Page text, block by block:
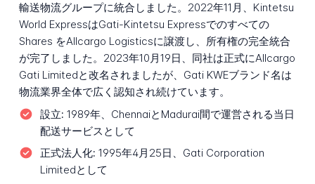
輸送物流グループに統合しました。2022年11月、Kintetsu
World ExpressはGati-Kintetsu Expressでのすべての
Shares をAllcargo Logisticsに譲渡し、所有権の完全統合
が完了しました。2023年10月19日、同社は正式にAllcargo
Gati Limitedと改名されましたが、Gati KWEブランド名は
物流業界全体で広く認知され続けています。
設立: 1989年、ChennaiとMadurai間で運営される当日
配送サービスとして
正式法人化: 1995年4月25日、Gati Corporation
Limitedとして